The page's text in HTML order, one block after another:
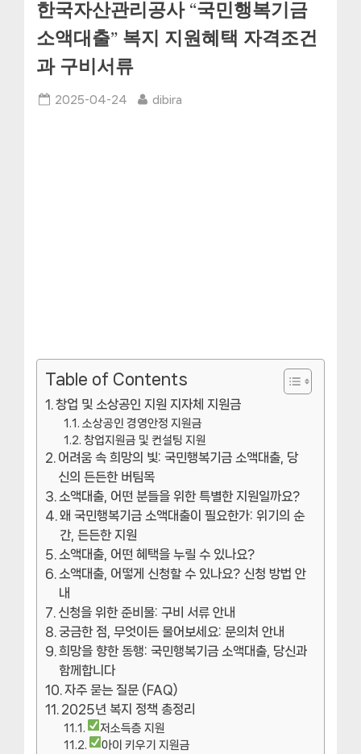
한국자산관리공사 “국민행복기금
소액대출” 복지 지원혜택 자격조건
과 구비서류
Posted
2025-04-24 By
dibira
Table of Contents
창업 및 소상공인 지원 지자체 지원금
소상공인 경영안정 지원금
창업지원금 및 컨설팅 지원
어려움 속 희망의 빛: 국민행복기금 소액대출, 당
신의 든든한 버팀목
소액대출, 어떤 분들을 위한 특별한 지원일까요?
왜 국민행복기금 소액대출이 필요한가: 위기의 순
간, 든든한 지원
소액대출, 어떤 혜택을 누릴 수 있나요?
소액대출, 어떻게 신청할 수 있나요? 신청 방법 안
내
신청을 위한 준비물: 구비 서류 안내
궁금한 점, 무엇이든 물어보세요: 문의처 안내
희망을 향한 동행: 국민행복기금 소액대출, 당신과
함께합니다
자주 묻는 질문 (FAQ)
2025년 복지 정책 총정리
저소득층 지원
아이 키우기 지원금